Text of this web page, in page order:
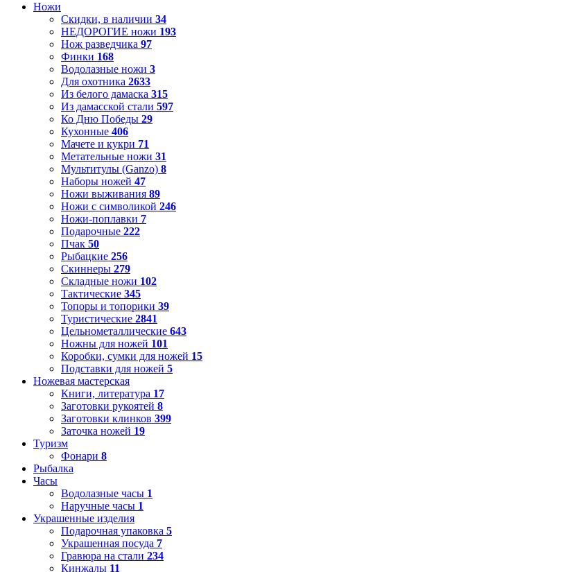
Ножи
Скидки, в наличии 34
НЕДОРОГИЕ ножи 193
Нож разведчика 97
Финки 168
Водолазные ножи 3
Для охотника 2633
Из белого дамаска 315
Из дамасской стали 597
Ко Дню Победы 29
Кухонные 406
Мачете и кукри 71
Метательные ножи 31
Мультитулы (Ganzo) 8
Наборы ножей 47
Ножи выживания 89
Ножи с символикой 246
Ножи-поплавки 7
Подарочные 222
Пчак 50
Рыбацкие 256
Скиннеры 279
Складные ножи 102
Тактические 345
Топоры и топорики 39
Туристические 2841
Цельнометаллические 643
Ножны для ножей 101
Коробки, сумки для ножей 15
Подставки для ножей 5
Ножевая мастерская
Книги, литература 17
Заготовки рукоятей 8
Заготовки клинков 399
Заточка ножей 19
Туризм
Фонари 8
Рыбалка
Часы
Водолазные часы 1
Наручные часы 1
Украшенные изделия
Подарочная упаковка 5
Украшенная посуда 7
Гравюра на стали 234
Кинжалы 11